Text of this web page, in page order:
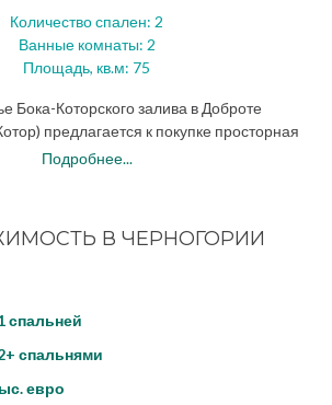
Количество спален: 2
Ванные комнаты: 2
Площадь, кв.м: 75
Бока-Которского залива в Доброте
предлагается к покупке просторная
с двумя спальными комнатами в
Подробнее...
В ЧЕРНОГОРИИ
спальней
спальнями
евро